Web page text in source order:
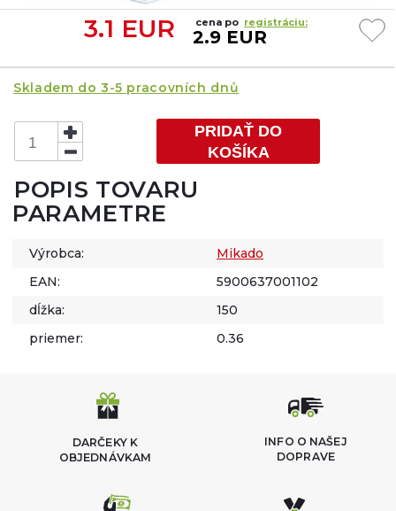
3.1 EUR cena po registráciu:
2.9 EUR
Skladem do 3-5 pracovních dnů
PRIDAŤ DO
KOŠÍKA
POPIS TOVARU
PARAMETRE
Výrobca:
Mikado
EAN:
5900637001102
dĺžka:
150
priemer:
0.36
DARČEKY K
OBJEDNÁVKAM
INFO O NAŠEJ
DOPRAVE